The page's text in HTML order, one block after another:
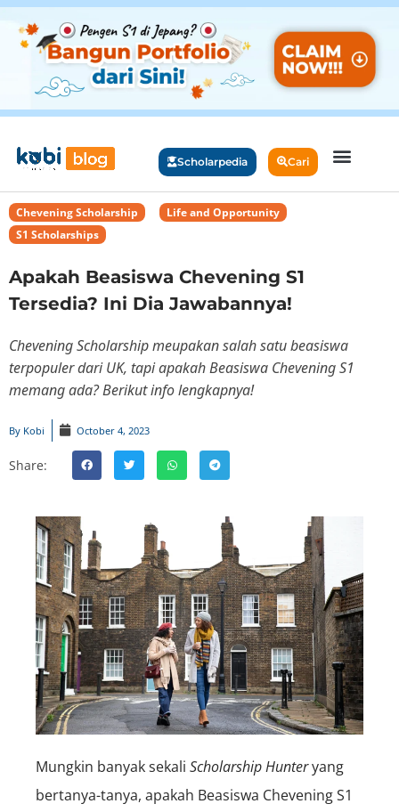
Scholarpedia Cari
Chevening Scholarship Life and Opportunity
S1 Scholarships
Apakah Beasiswa Chevening S1
Tersedia? Ini Dia Jawabannya!
Chevening Scholarship meupakan salah satu beasiswa
terpopuler dari UK, tapi apakah Beasiswa Chevening S1
memang ada? Berikut info lengkapnya!
By Kobi October 4, 2023
Share:
Mungkin banyak sekali ScholarshipHunteryang
bertanya-tanya, apakah Beasiswa Chevening S1